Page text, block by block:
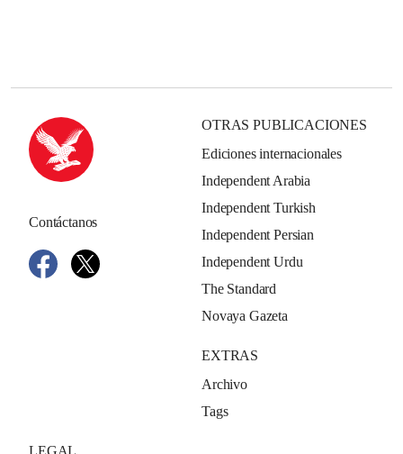
Contáctanos
OTRAS PUBLICACIONES
Ediciones internacionales
Independent Arabia
Independent Turkish
Independent Persian
Independent Urdu
The Standard
Novaya Gazeta
EXTRAS
Archivo
Tags
LEGAL